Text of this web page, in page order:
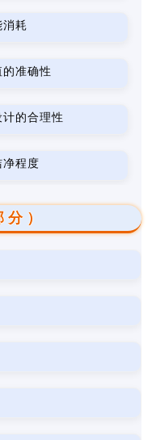
消耗
准确性
的合理性
净程度
）